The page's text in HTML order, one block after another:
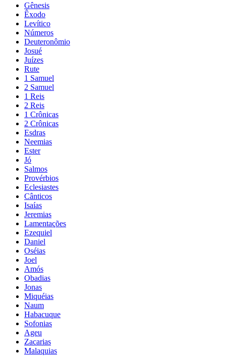
Gênesis
Êxodo
Levítico
Números
Deuteronômio
Josué
Juízes
Rute
1 Samuel
2 Samuel
1 Reis
2 Reis
1 Crônicas
2 Crônicas
Esdras
Neemias
Ester
Jó
Salmos
Provérbios
Eclesiastes
Cânticos
Isaías
Jeremias
Lamentações
Ezequiel
Daniel
Oséias
Joel
Amós
Obadias
Jonas
Miquéias
Naum
Habacuque
Sofonias
Ageu
Zacarias
Malaquias